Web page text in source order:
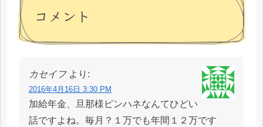
コメント
カセイフ より:
2016年4月16日 3:30 PM
加給年金、旦那様ピンハネなんてひどい
話ですよね。毎月？１万でも年間１２万です